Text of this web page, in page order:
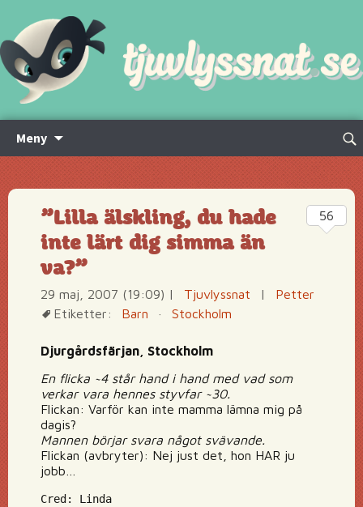
Meny
innehåll
Sök
”Lilla älskling, du hade
inte lärt dig simma än
va?”
29 maj, 2007 (19:09) | Tjuvlyssnat |
Petter
Etiketter:
Barn · Stockholm
Djurgårdsfärjan, Stockholm
En flicka ~4 står hand i hand med vad som
verkar vara hennes styvfar ~30.
Flickan: Varför kan inte mamma lämna mig på
dagis?
Mannen börjar svara något svävande.
Flickan (avbryter): Nej just det, hon HAR ju
jobb…
Cred: Linda
56